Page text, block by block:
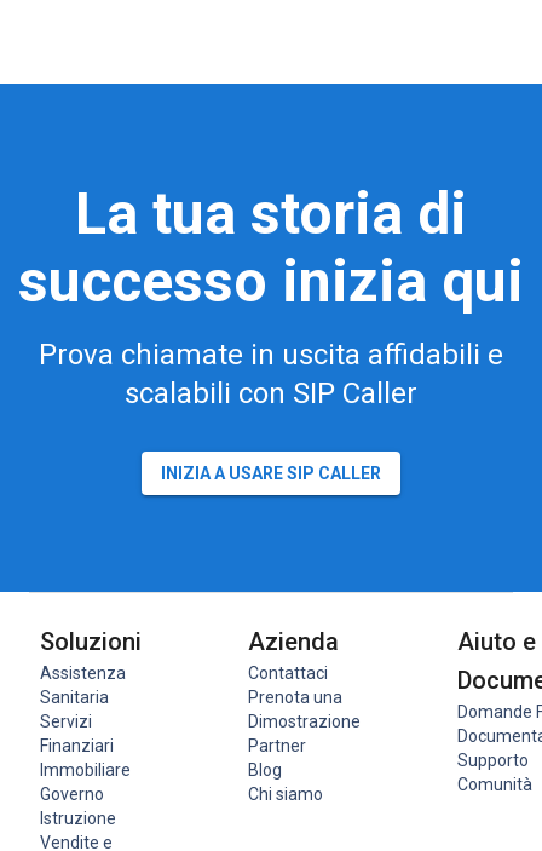
La tua storia di
successo inizia qui
Prova chiamate in uscita affidabili e
scalabili con SIP Caller
INIZIA A USARE SIP CALLER
Soluzioni
Assistenza
Sanitaria
Servizi
Finanziari
Immobiliare
Governo
Istruzione
Vendite e
Azienda
Contattaci
Prenota una
Dimostrazione
Partner
Blog
Chi siamo
Aiuto e
Domande
Supporto
Comunità